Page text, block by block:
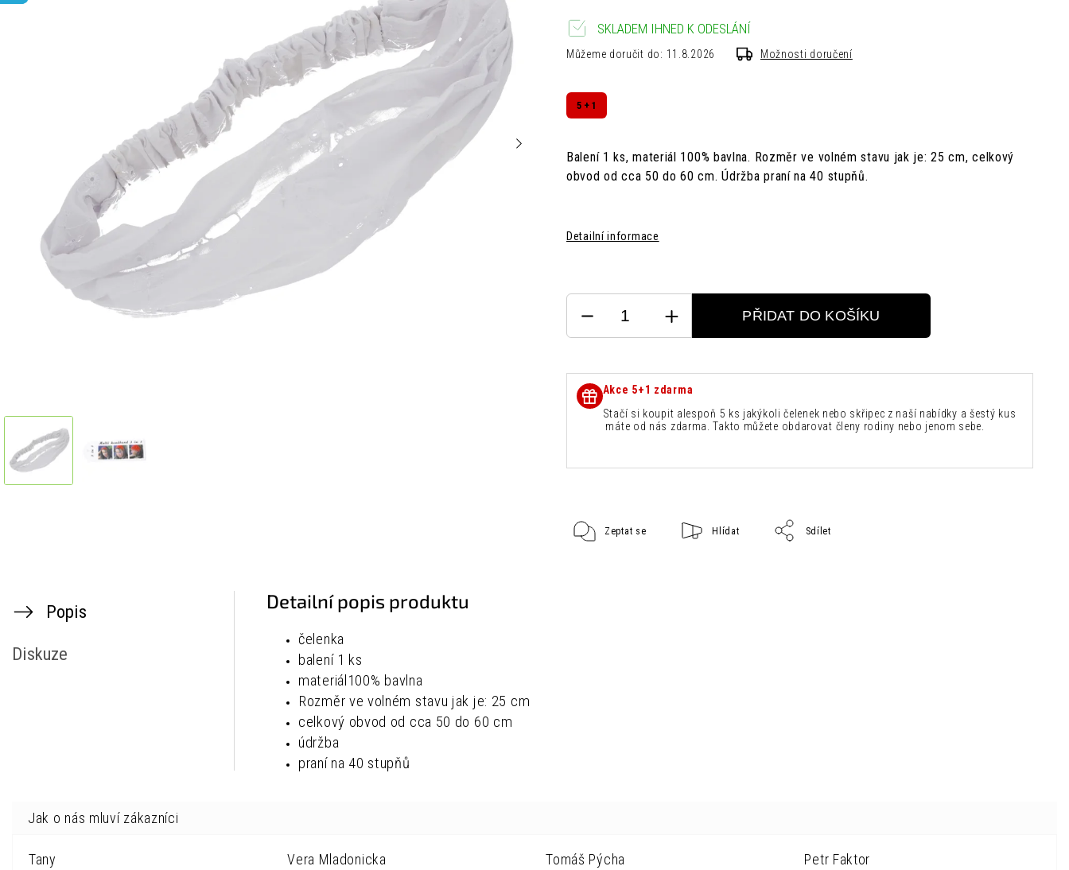
5 + 1
Balení 1 ks,materiál 100% bavlna. Rozměr ve volném stavu jak je:25 cm,celkový
obvod od cca 50 do 60 cm.Údržbapraní na 40 stupňů.
Detailní informace
SKLADEM IHNED K ODESLÁNÍ
Můžeme doručit do: 11.8.2026 Možnosti doručení
PŘIDAT DO KOŠÍKU
Akce 5+1 zdarma
Stačí si koupit alespoň 5 ks jakýkoli čelenek nebo skřipec z naší nabídky a šestý kus
máte od nás zdarma. Takto můžete obdarovat členy rodiny nebo jenom sebe.
Zeptat se Hlídat Sdílet
Popis
Diskuze
Detailní popis produktu
čelenka
balení 1 ks
materiál 100% bavlna
Rozměr ve volném stavu jak je: 25 cm
celkový obvod od cca 50 do 60 cm
údržba
praní na 40 stupňů
Tany Vera Mladonicka Tomáš Pýcha Petr Faktor